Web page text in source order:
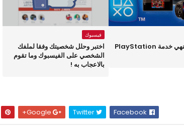
سوني ستنهي خدمة PlayStation
فيسبوك
اختبر وحلل شخصيتك وفقا لملفك
الشخصي على الفيسبوك وما تقوم
بالاعجاب به !
Twitter